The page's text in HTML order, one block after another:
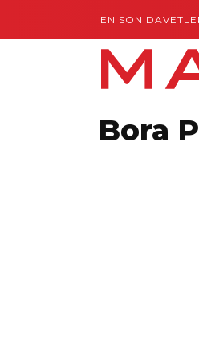
EN SON
Bora